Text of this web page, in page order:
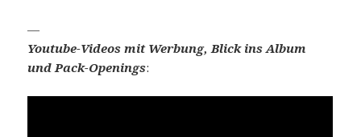
—
Youtube-Videos mit Werbung, Blick ins Album
und Pack-Openings: